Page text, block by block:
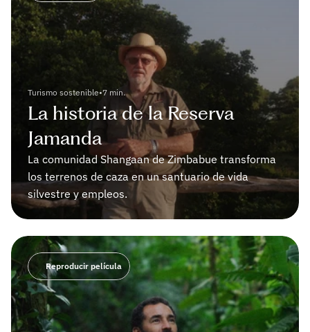
Turismo sostenible•7 min.
La historia de la Reserva
Jamanda
La comunidad Shangaan de Zimbabue transforma
los terrenos de caza en un santuario de vida
silvestre y empleos.
Reproducir película